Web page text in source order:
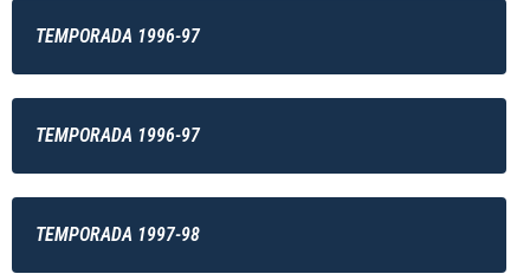
TEMPORADA 1996-97
TEMPORADA 1996-97
TEMPORADA 1997-98